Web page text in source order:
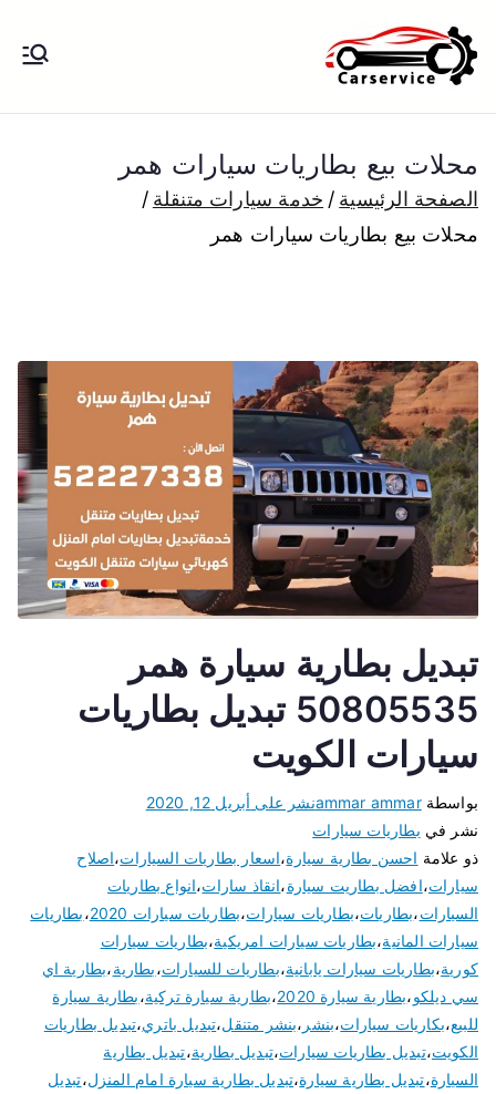
إلى
المحتوى
الكويت
بنشر متنقل الكويت كهرباء وبنشر تبديل
بارخص الاسعار
محلات بيع بطاريات سيارات همر
الصفحة الرئيسية
خدمة سيارات متنقلة
محلات بيع بطاريات سيارات همر
تبديل بطارية سيارة همر
50805535 تبديل بطاريات
سيارات الكويت
بواسطةammar ammarنشر على أبريل 12, 2020
نشر في بطاريات سيارات
ذو علامة احسن بطارية سيارة،اسعار بطاريات السيارات،اصلاح
سيارات،افضل بطاريت سيارة،انقاذ سارات،انواع بطاريات
السيارات،بطاريات،بطاريات سيارات،بطاريات سيارات 2020 ،بطاريات
سيارات المانية،بطاريات سيارات امريكية،بطاريات سيارات
كورية،بطاريات سيارات يابانية،بطاريات للسيارات،بطارية،بطارية اي
سي ديلكو،بطارية سيارة 2020 ،بطارية سيارة تركية،بطارية سيارة
للبيع،بكاريات سيارات،بنشر ،بنشر متنقل،تبديل باتري،تبديل بطاريات
الكويت،تبديل بطاريات سيارات،تبديل بطارية،تبديل بطارية
السيارة،تبديل بطارية سيارة،تبديل بطارية سيارة امام المنزل،تبديل